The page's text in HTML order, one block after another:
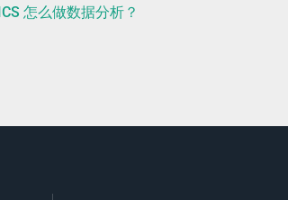
怎么做数据分析？